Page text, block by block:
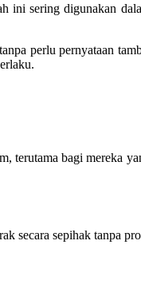
ini sering digunakan
perlu pernyataan
terutama bagi mereka
secara sepihak tanpa